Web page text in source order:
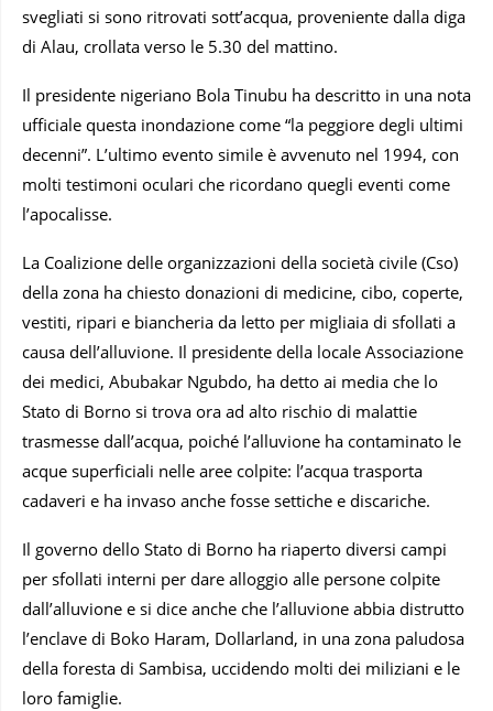
svegliati si sono ritrovati sott’acqua, proveniente dalla diga
di Alau, crollata verso le 5.30 del mattino.
Il presidente nigeriano Bola Tinubu ha descritto in una nota
ufficiale questa inondazione come “la peggiore degli ultimi
decenni”. L’ultimo evento simile è avvenuto nel 1994, con
molti testimoni oculari che ricordano quegli eventi come
l’apocalisse.
La Coalizione delle organizzazioni della società civile (Cso)
della zona ha chiesto donazioni di medicine, cibo, coperte,
vestiti, ripari e biancheria da letto per migliaia di sfollati a
causa dell’alluvione. Il presidente della locale Associazione
dei medici, Abubakar Ngubdo, ha detto ai media che lo
Stato di Borno si trova ora ad alto rischio di malattie
trasmesse dall’acqua, poiché l’alluvione ha contaminato le
acque superficiali nelle aree colpite: l’acqua trasporta
cadaveri e ha invaso anche fosse settiche e discariche.
Il governo dello Stato di Borno ha riaperto diversi campi
per sfollati interni per dare alloggio alle persone colpite
dall’alluvione e si dice anche che l’alluvione abbia distrutto
l’enclave di Boko Haram, Dollarland, in una zona paludosa
della foresta di Sambisa, uccidendo molti dei miliziani e le
loro famiglie.